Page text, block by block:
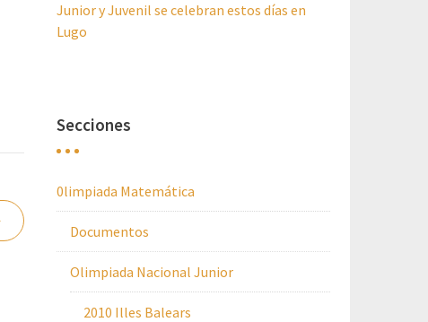
Junior y Juvenil se celebran estos días en
Lugo
Secciones
0limpiada Matemática
Documentos
Olimpiada Nacional Junior
2010 Illes Balears